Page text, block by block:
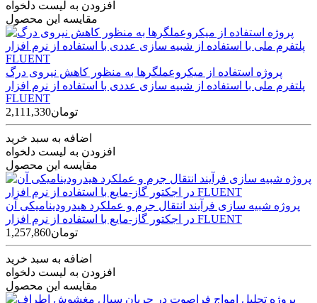
افزودن به لیست دلخواه
مقایسه این محصول
پروژه استفاده از میکروعملگرها به منظور کاهش نیروی درگ
پلتفرم ملی با استفاده از شبیه سازی عددی با استفاده از نرم افزار
FLUENT
2,111,330تومان
اضافه به سبد خرید
افزودن به لیست دلخواه
مقایسه این محصول
پروژه شبیه سازی فرآیند انتقال جرم و عملکرد هیدرودینامیکی آن
در اجکتور گاز-مایع با استفاده از نرم افزار FLUENT
1,257,860تومان
اضافه به سبد خرید
افزودن به لیست دلخواه
مقایسه این محصول